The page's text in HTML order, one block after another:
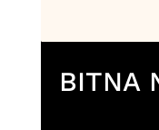
BITNA